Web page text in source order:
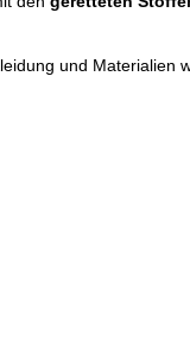
und Materialien